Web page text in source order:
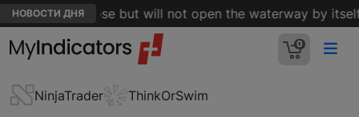
НОВОСТИ ДНЯis close but will not open the waterway by itself -
0
NinjaTrader ThinkOrSwim